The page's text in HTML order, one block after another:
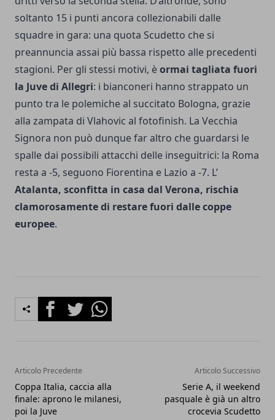
soltanto 15 i punti ancora collezionabili dalle
squadre in gara: una quota Scudetto che si
preannuncia assai più bassa rispetto alle precedenti
stagioni. Per gli stessi motivi, èormai tagliata fuori
la Juve di Allegri: i bianconeri hanno strappato un
punto tra le polemiche al succitato Bologna, grazie
alla zampata di Vlahovic al fotofinish. La Vecchia
Signora non può dunque far altro che guardarsi le
spalle dai possibili attacchi delle inseguitrici: la Roma
resta a -5, seguono Fiorentina e Lazio a -7. L’
Atalanta, sconfitta in casa dal Verona, rischia
clamorosamente di restare fuori dalle coppe
europee.
FacebookTwitterWhatsapp
Articolo Precedente
Coppa Italia, caccia alla
finale: aprono le milanesi,
poi la Juve
Articolo Successivo
Serie A, il weekend
pasquale è già un altro
crocevia Scudetto